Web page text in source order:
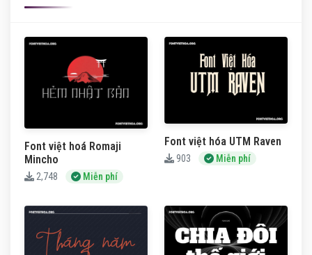
Font việt hoá Romaji
Mincho
2,748 Miễn phí
Font việt hóa UTM Raven
903 Miễn phí